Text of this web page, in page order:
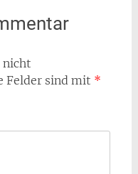
nicht
Felder sind mit *